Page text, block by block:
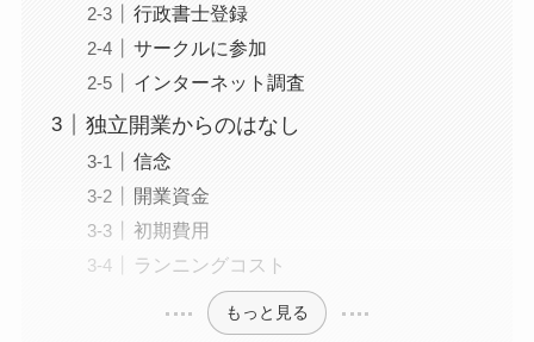
行政書士登録
サークルに参加
インターネット調査
独立開業からのはなし
信念
開業資金
初期費用
ランニングコスト
もっと見る